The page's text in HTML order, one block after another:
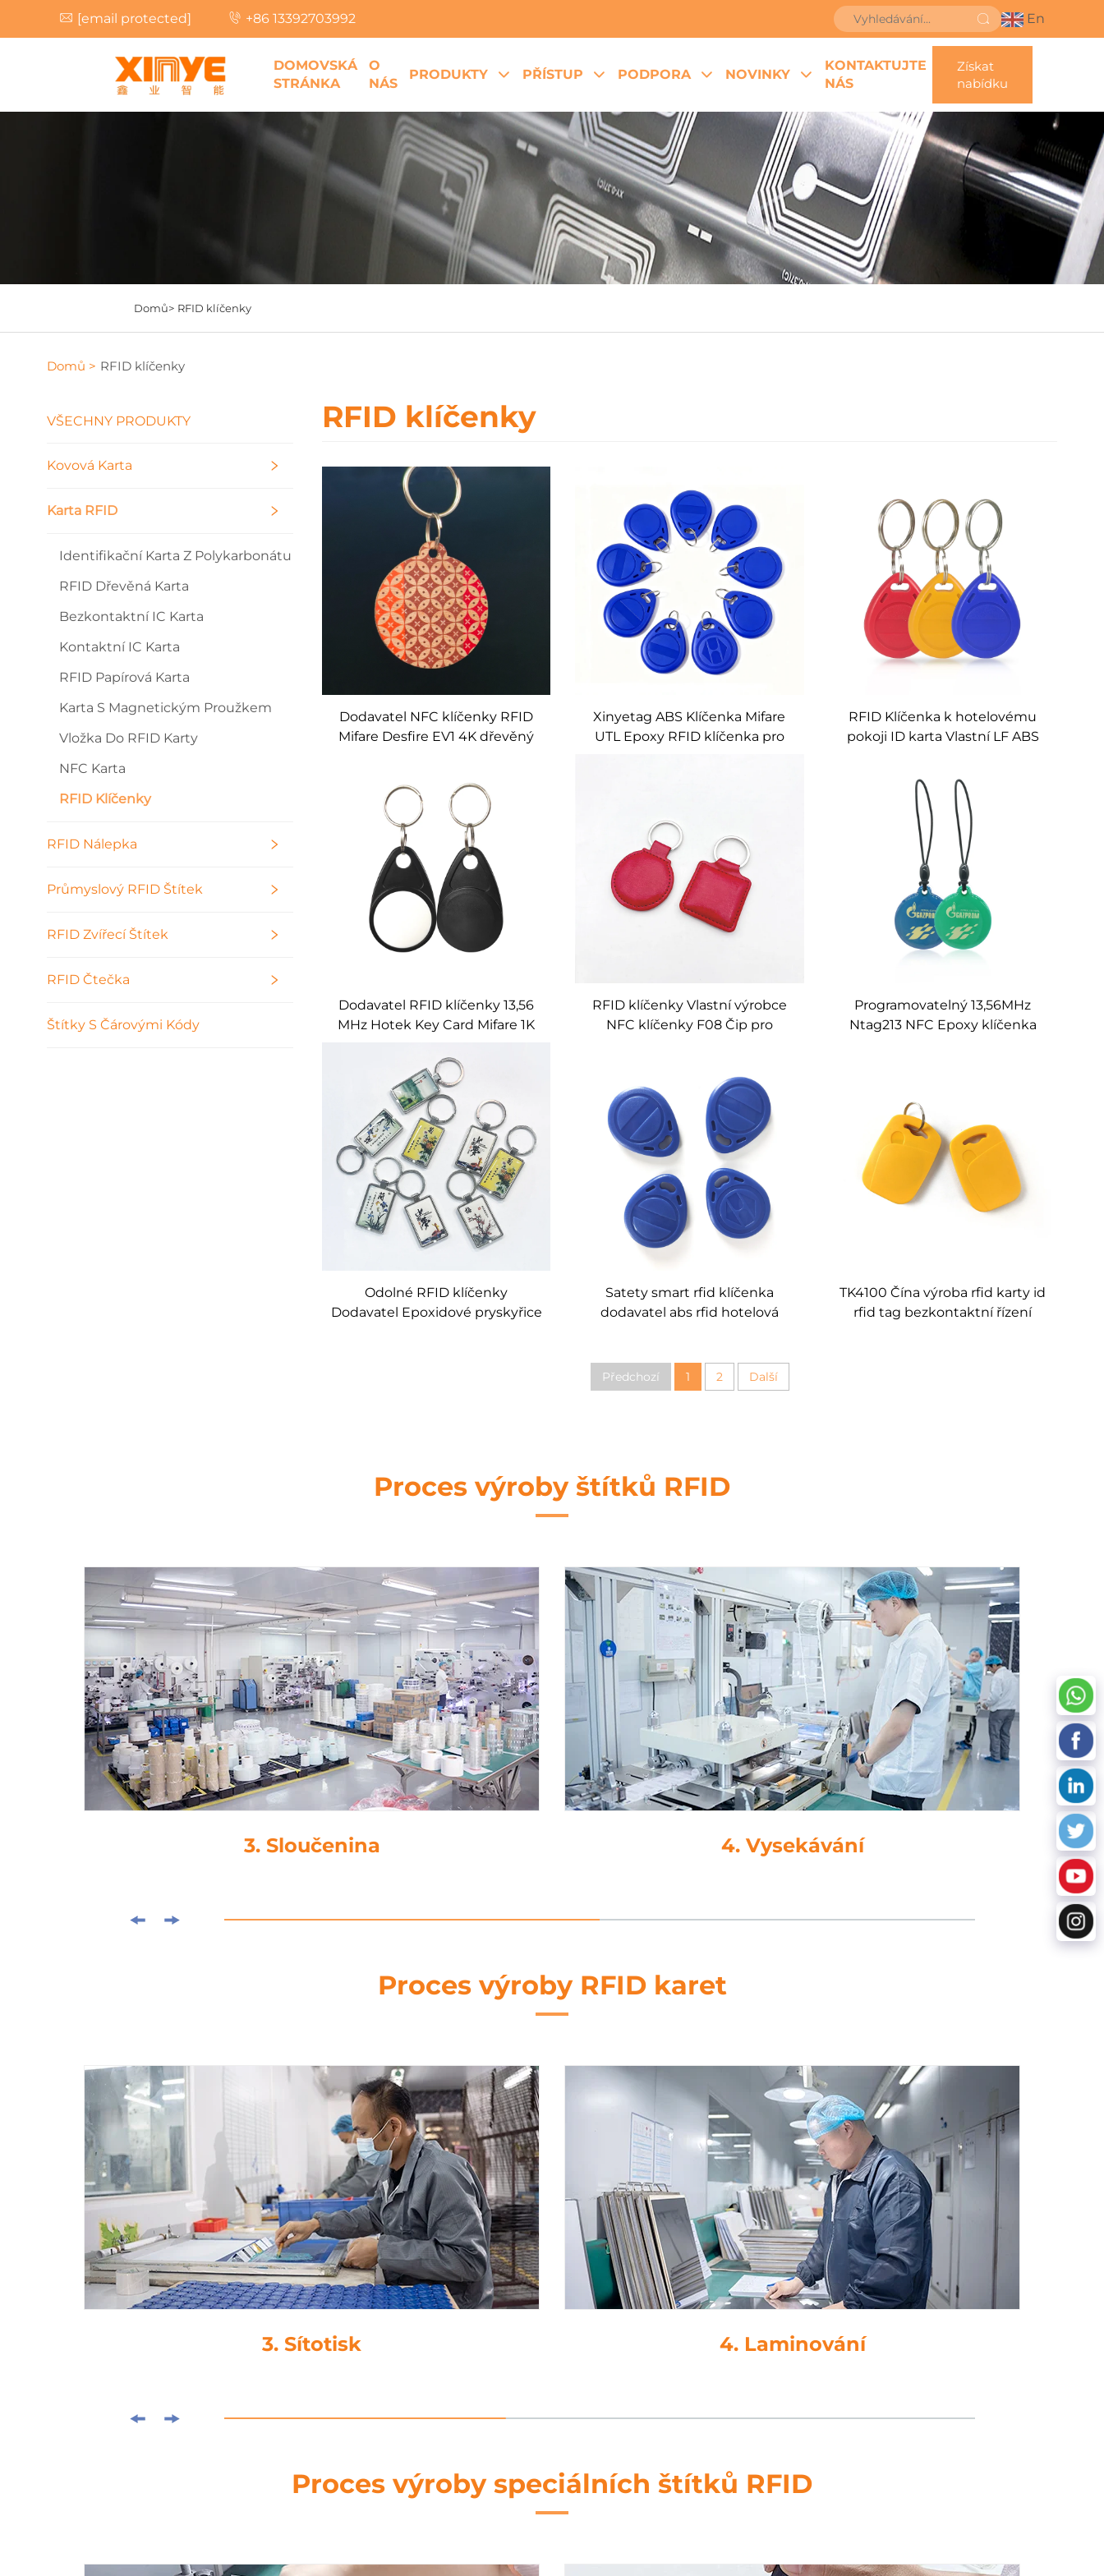
[email protected] +86 13392703992 En
DOMOVSKÁ
STRÁNKA
O
NÁS
PRODUKTY PŘÍSTUP PODPORA NOVINKY
KONTAKTUJTE
NÁS
Získat
nabídku
Domů> RFID klíčenky
Domů > RFID klíčenky
VŠECHNY PRODUKTY
Kovová Karta
Karta RFID
Identifikační Karta Z Polykarbonátu
RFID Dřevěná Karta
Bezkontaktní IC Karta
Kontaktní IC Karta
RFID Papírová Karta
Karta S Magnetickým Proužkem
Vložka Do RFID Karty
NFC Karta
RFID Klíčenky
RFID Nálepka
Průmyslový RFID Štítek
RFID Zvířecí Štítek
RFID Čtečka
Štítky S Čárovými Kódy
RFID klíčenky
Dodavatel NFC klíčenky RFID
Mifare Desfire EV1 4K dřevěný
Xinyetag ABS Klíčenka Mifare
UTL Epoxy RFID klíčenka pro
RFID Klíčenka k hotelovému
pokoji ID karta Vlastní LF ABS
Tk4100 T5577 125Khz RFID
klíčenka
Dodavatel RFID klíčenky 13,56
MHz Hotek Key Card Mifare 1K
RFID klíčenky Vlastní výrobce
NFC klíčenky F08 Čip pro
Programovatelný 13,56MHz
Ntag213 NFC Epoxy klíčenka
Odolné RFID klíčenky
Dodavatel Epoxidové pryskyřice
Satety smart rfid klíčenka
dodavatel abs rfid hotelová
TK4100 Čína výroba rfid karty id
rfid tag bezkontaktní řízení
Předchozí 1 2 Další
Proces výroby štítků RFID
4. Vysekávání 5. Zpracování dat
Proces výroby RFID karet
4. Laminování 5. Děrování
Proces výroby speciálních štítků RFID